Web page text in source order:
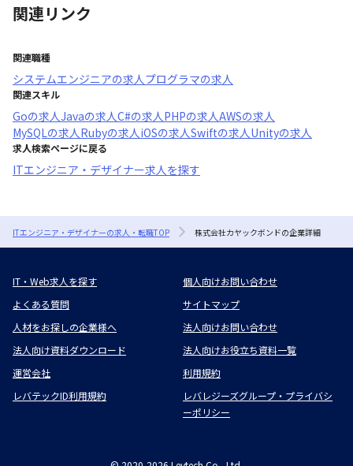
関連リンク
関連職種
システムエンジニアの求人 プログラマの求人
関連スキル
Goの求人Javaの求人C#の求人 PHPの求人AWSの求人
MySQLの求人 Rubyの求人 iOSの求人Swiftの求人 Unityの求人
求人検索ページに戻る
ITエンジニア・デザイナー求人を探す
ITエンジニア・デザイナーの求人・転職TOP 株式会社カヤックボンドの企業詳細
IT・Web求人を探す
個人向けお問い合わせ
よくある質問
サイトマップ
人材をお探しの企業様へ
法人向けお問い合わせ
法人向け資料ダウンロード
法人向けお役立ち資料一覧
運営会社
利用規約
レバテックID利用規約
レバレジーズグループ・プライバシ
ーポリシー